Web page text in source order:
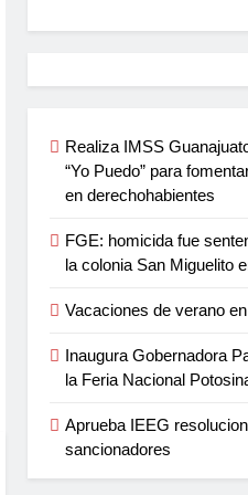
Realiza IMSS
“Yo Puedo” para
en derechohabientes
FGE: homicida fue
la colonia San Miguelito
Vacaciones de verano
Inaugura Gobernadora
la Feria Nacional
Aprueba IEEG
sancionadores